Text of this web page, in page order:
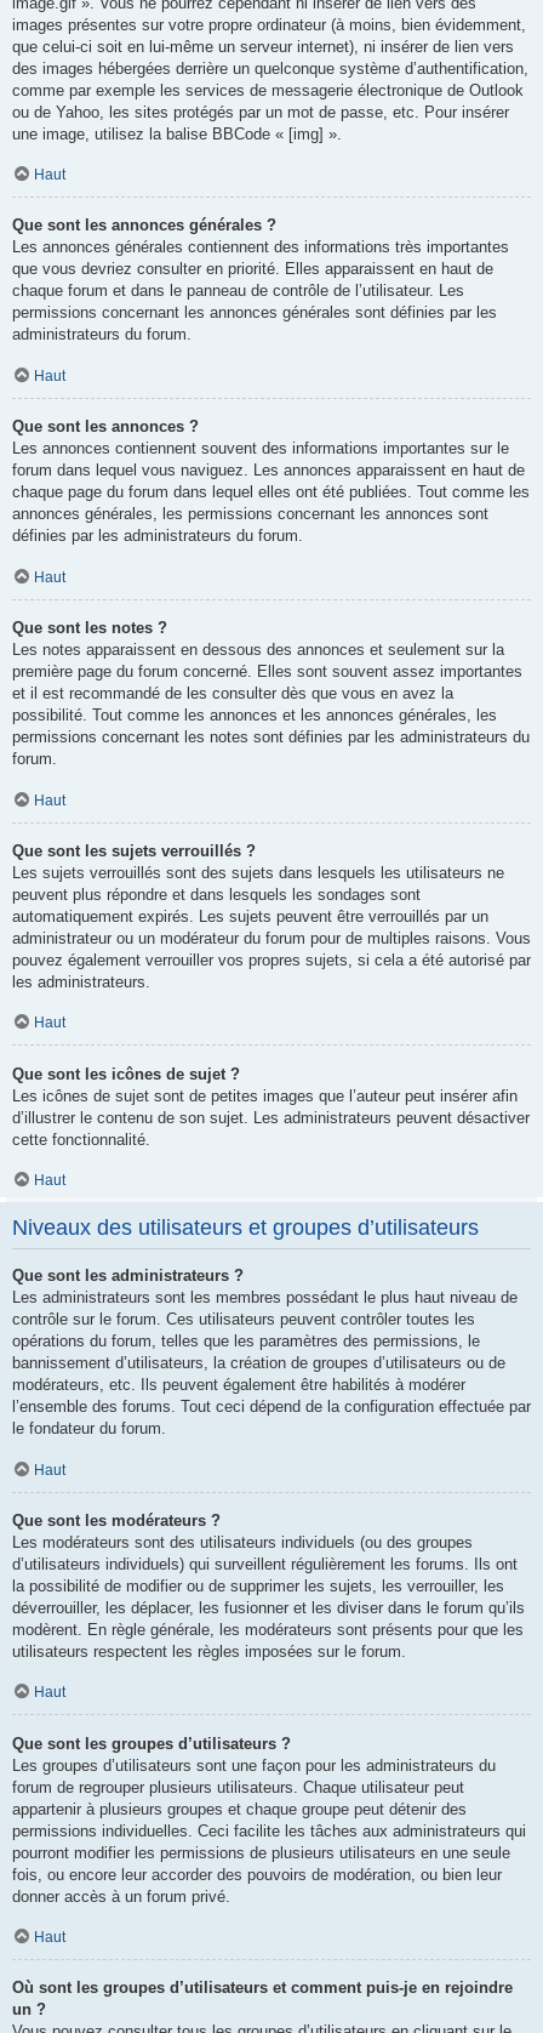
images présentes sur votre propre ordinateur (à moins, bien évidemment,
que celui-ci soit en lui-même un serveur internet), ni insérer de lien vers
des images hébergées derrière un quelconque système d’authentification,
comme par exemple les services de messagerie électronique de Outlook
ou de Yahoo, les sites protégés par un mot de passe, etc. Pour insérer
une image, utilisez la balise BBCode « [img] ».
Haut
Que sont les annonces générales ?
Les annonces générales contiennent des informations très importantes
que vous devriez consulter en priorité. Elles apparaissent en haut de
chaque forum et dans le panneau de contrôle de l’utilisateur. Les
permissions concernant les annonces générales sont définies par les
administrateurs du forum.
Haut
Que sont les annonces ?
Les annonces contiennent souvent des informations importantes sur le
forum dans lequel vous naviguez. Les annonces apparaissent en haut de
chaque page du forum dans lequel elles ont été publiées. Tout comme les
annonces générales, les permissions concernant les annonces sont
définies par les administrateurs du forum.
Haut
Que sont les notes ?
Les notes apparaissent en dessous des annonces et seulement sur la
première page du forum concerné. Elles sont souvent assez importantes
et il est recommandé de les consulter dès que vous en avez la
possibilité. Tout comme les annonces et les annonces générales, les
permissions concernant les notes sont définies par les administrateurs du
forum.
Haut
Que sont les sujets verrouillés ?
Les sujets verrouillés sont des sujets dans lesquels les utilisateurs ne
peuvent plus répondre et dans lesquels les sondages sont
automatiquement expirés. Les sujets peuvent être verrouillés par un
administrateur ou un modérateur du forum pour de multiples raisons. Vous
pouvez également verrouiller vos propres sujets, si cela a été autorisé par
les administrateurs.
Haut
Que sont les icônes de sujet ?
Les icônes de sujet sont de petites images que l’auteur peut insérer afin
d’illustrer le contenu de son sujet. Les administrateurs peuvent désactiver
cette fonctionnalité.
Haut
Niveaux des utilisateurs et groupes d’utilisateurs
Que sont les administrateurs ?
Les administrateurs sont les membres possédant le plus haut niveau de
contrôle sur le forum. Ces utilisateurs peuvent contrôler toutes les
opérations du forum, telles que les paramètres des permissions, le
bannissement d’utilisateurs, la création de groupes d’utilisateurs ou de
modérateurs, etc. Ils peuvent également être habilités à modérer
l’ensemble des forums. Tout ceci dépend de la configuration effectuée par
le fondateur du forum.
Haut
Que sont les modérateurs ?
Les modérateurs sont des utilisateurs individuels (ou des groupes
d’utilisateurs individuels) qui surveillent régulièrement les forums. Ils ont
la possibilité de modifier ou de supprimer les sujets, les verrouiller, les
déverrouiller, les déplacer, les fusionner et les diviser dans le forum qu’ils
modèrent. En règle générale, les modérateurs sont présents pour que les
utilisateurs respectent les règles imposées sur le forum.
Haut
Que sont les groupes d’utilisateurs ?
Les groupes d’utilisateurs sont une façon pour les administrateurs du
forum de regrouper plusieurs utilisateurs. Chaque utilisateur peut
appartenir à plusieurs groupes et chaque groupe peut détenir des
permissions individuelles. Ceci facilite les tâches aux administrateurs qui
pourront modifier les permissions de plusieurs utilisateurs en une seule
fois, ou encore leur accorder des pouvoirs de modération, ou bien leur
donner accès à un forum privé.
Haut
Où sont les groupes d’utilisateurs et comment puis-je en rejoindre
un ?